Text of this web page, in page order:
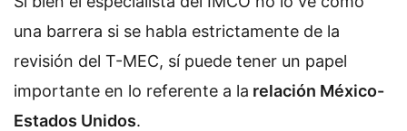
una barrera si se habla estrictamente de la
revisión del T-MEC, sí puede tener un papel
importante en lo referente a la relación México-
Estados Unidos.